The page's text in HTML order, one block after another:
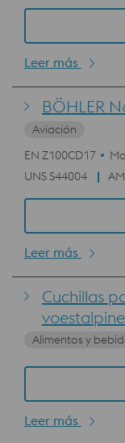
Leer más
BÖHLER
Aviación
EN Z100CD17
UNS S44004
Leer más
Cuchillas
voestalpine
Alimentos y
Leer más